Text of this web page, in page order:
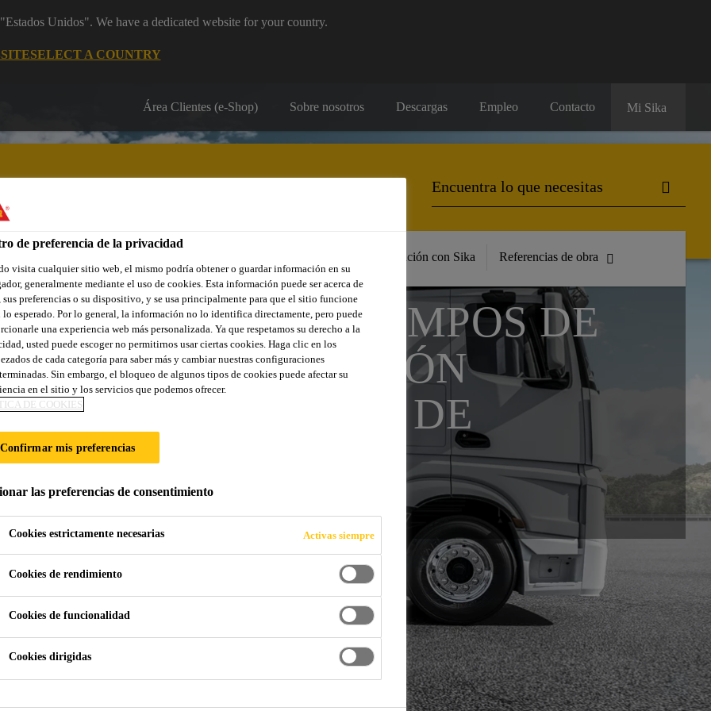
Unidos". We have a dedicated website for your country.
SELECT A COUNTRY
Área Clientes (e-Shop) Sobre nosotros Descargas Empleo Contacto Mi Sika
Formación con Sika Referencias de obra
AJUSTABLE. TIEMPOS DE
UNA SOLUCIÓN
LA PRODUCCIÓN DE
la industria del transporte
de preferencia de la privacidad
visita cualquier sitio web, el mismo podría obtener o guardar información en su
generalmente mediante el uso de cookies. Esta información puede ser acerca de
sus preferencias o su dispositivo, y se usa principalmente para que el sitio funcione
lo esperado. Por lo general, la información no lo identifica directamente, pero puede
una experiencia web más personalizada. Ya que respetamos su derecho a la
usted puede escoger no permitirnos usar ciertas cookies. Haga clic en los
de cada categoría para saber más y cambiar nuestras configuraciones
Sin embargo, el bloqueo de algunos tipos de cookies puede afectar su
en el sitio y los servicios que podemos ofrecer.
DE COOKIES
Confirmar mis preferencias
las preferencias de consentimiento
Cookies estrictamente necesarias Activas siempre
Cookies de rendimiento
Cookies de funcionalidad
Cookies dirigidas